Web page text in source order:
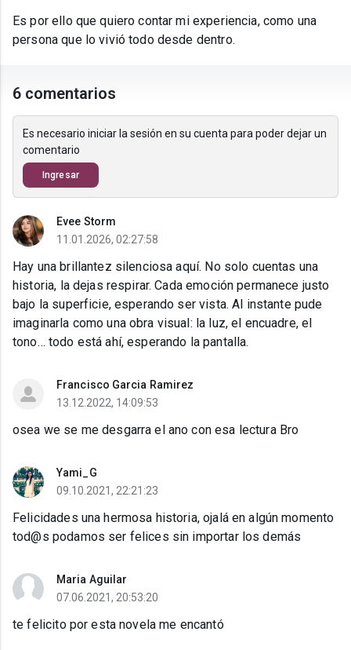
Es por ello que quiero contar mi experiencia, como una
persona que lo vivió todo desde dentro.
6 comentarios
Es necesario iniciar la sesión en su cuenta para poder dejar un
comentario
Ingresar
Evee Storm
11.01.2026, 02:27:58
Hay una brillantez silenciosa aquí. No solo cuentas una
historia, la dejas respirar. Cada emoción permanece justo
bajo la superficie, esperando ser vista. Al instante pude
imaginarla como una obra visual: la luz, el encuadre, el
tono… todo está ahí, esperando la pantalla.
Francisco Garcia Ramirez
13.12.2022, 14:09:53
osea we se me desgarra el ano con esa lectura Bro
Yami_G
09.10.2021, 22:21:23
Felicidades una hermosa historia, ojalá en algún momento
tod@s podamos ser felices sin importar los demás
Maria Aguilar
07.06.2021, 20:53:20
te felicito por esta novela me encantó